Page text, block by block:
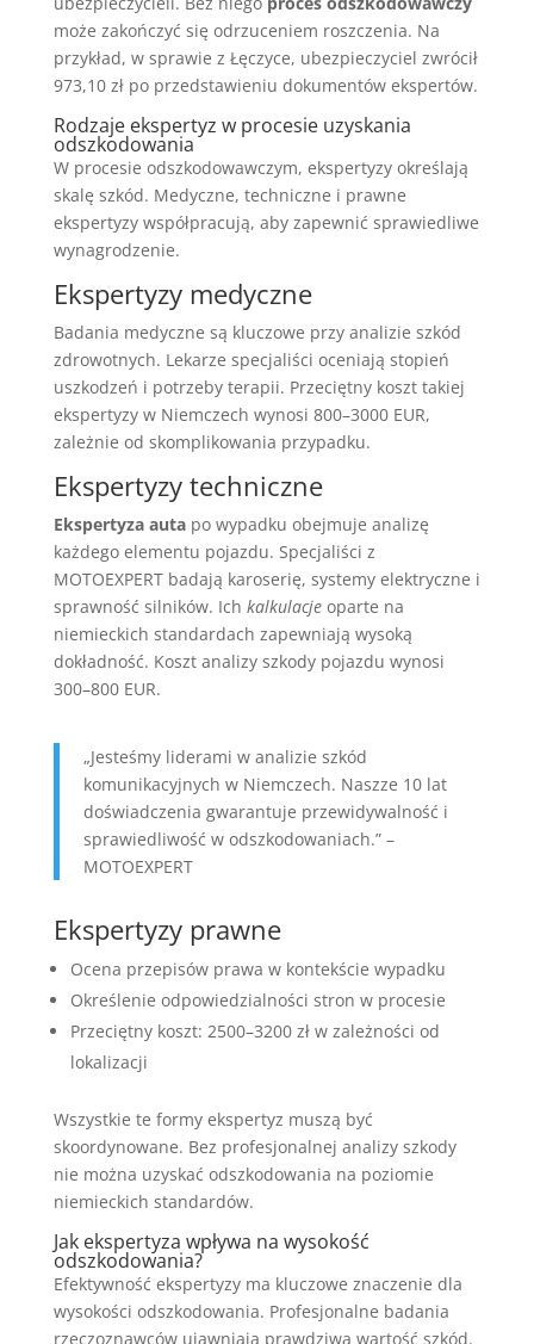
może zakończyć się odrzuceniem roszczenia. Na
przykład, w sprawie z Łęczyce, ubezpieczyciel zwrócił
973,10 zł po przedstawieniu dokumentów ekspertów.
Rodzaje ekspertyz w procesie uzyskania
odszkodowania
W procesie odszkodowawczym, ekspertyzy określają
skalę szkód. Medyczne, techniczne i prawne
ekspertyzy współpracują, aby zapewnić sprawiedliwe
wynagrodzenie.
Ekspertyzy medyczne
Badania medyczne są kluczowe przy analizie szkód
zdrowotnych. Lekarze specjaliści oceniają stopień
uszkodzeń i potrzeby terapii. Przeciętny koszt takiej
ekspertyzy w Niemczech wynosi 800–3000 EUR,
zależnie od skomplikowania przypadku.
Ekspertyzy techniczne
Ekspertyza autapo wypadku obejmuje analizę
każdego elementu pojazdu. Specjaliści z
MOTOEXPERT badają karoserię, systemy elektryczne i
sprawność silników. Ich kalkulacjeoparte na
niemieckich standardach zapewniają wysoką
dokładność. Koszt analizy szkody pojazdu wynosi
300–800 EUR.
„Jesteśmy liderami w analizie szkód
komunikacyjnych w Niemczech. Naszze 10 lat
doświadczenia gwarantuje przewidywalność i
sprawiedliwość w odszkodowaniach.” –
MOTOEXPERT
Ekspertyzy prawne
Ocena przepisów prawa w kontekście wypadku
Określenie odpowiedzialności stron w procesie
Przeciętny koszt: 2500–3200 zł w zależności od
lokalizacji
Wszystkie te formy ekspertyz muszą być
skoordynowane. Bez profesjonalnej analizy szkody
nie można uzyskać odszkodowania na poziomie
niemieckich standardów.
Jak ekspertyza wpływa na wysokość
odszkodowania?
Efektywność ekspertyzy ma kluczowe znaczenie dla
wysokości odszkodowania. Profesjonalne badania
rzeczoznawców ujawniają prawdziwą wartość szkód.